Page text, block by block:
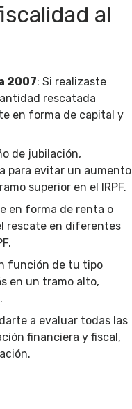
al
2007: Si realizaste
rescatada
en forma de capital y
de jubilación,
para evitar un aumento
superior en el IRPF.
en forma de renta o
rescate en diferentes
función de tu tipo
en un tramo alto,
a evaluar todas las
financiera y fiscal,